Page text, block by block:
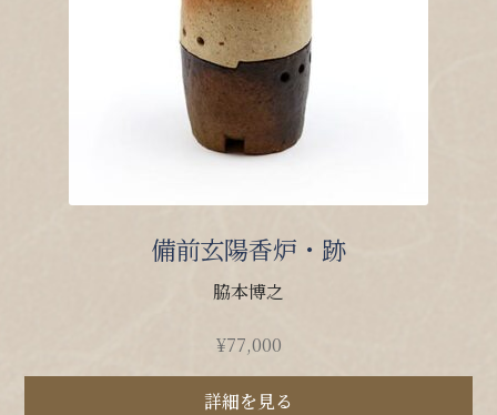
備前玄陽香炉・跡
脇本博之
¥77,000
詳細を見る